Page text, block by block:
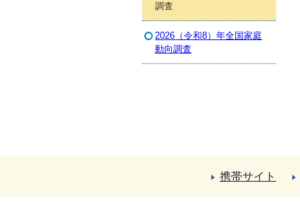
調査
2026（令和8）年全国家庭
動向調査
携帯サイト